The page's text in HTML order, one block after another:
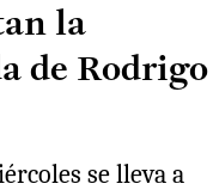
la
de Rodrigo
se lleva a